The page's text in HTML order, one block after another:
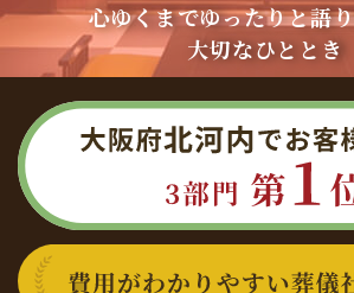
心ゆくまでゆったりと語
大切なひととき
大阪府北河内でお客様満足度 3部門 第1位